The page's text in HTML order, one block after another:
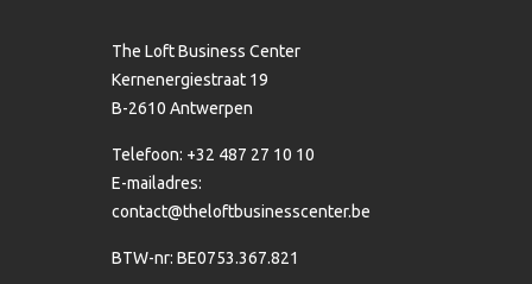
The Loft Business Center
Kernenergiestraat 19
B-2610 Antwerpen
Telefoon: +32 487 27 10 10
E-mailadres:
contact@theloftbusinesscenter.be
BTW-nr: BE0753.367.821